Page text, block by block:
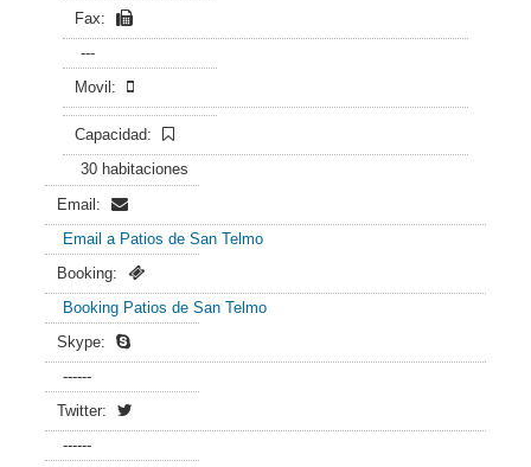
Fax:
---
Movil:
Capacidad:
30 habitaciones
Email:
Email a Patios de San Telmo
Booking:
Booking Patios de San Telmo
Skype:
------
Twitter:
------